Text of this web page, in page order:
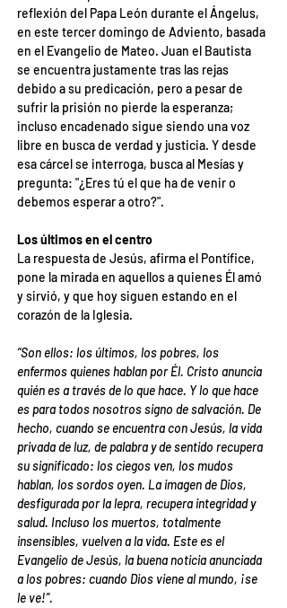
reflexión del Papa León durante el Ángelus,
en este tercer domingo de Adviento, basada
en el Evangelio de Mateo. Juan el Bautista
se encuentra justamente tras las rejas
debido a su predicación, pero a pesar de
sufrir la prisión no pierde la esperanza;
incluso encadenado sigue siendo una voz
libre en busca de verdad y justicia. Y desde
esa cárcel se interroga, busca al Mesías y
pregunta: "¿Eres tú el que ha de venir o
debemos esperar a otro?".
Los últimos en el centro
La respuesta de Jesús, afirma el Pontífice,
pone la mirada en aquellos a quienes Él amó
y sirvió, y que hoy siguen estando en el
corazón de la Iglesia.
“Son ellos: los últimos, los pobres, los
enfermos quienes hablan por Él. Cristo anuncia
quién es a través de lo que hace. Y lo que hace
es para todos nosotros signo de salvación. De
hecho, cuando se encuentra con Jesús, la vida
privada de luz, de palabra y de sentido recupera
su significado: los ciegos ven, los mudos
hablan, los sordos oyen. La imagen de Dios,
desfigurada por la lepra, recupera integridad y
salud. Incluso los muertos, totalmente
insensibles, vuelven a la vida. Este es el
Evangelio de Jesús, la buena noticia anunciada
a los pobres: cuando Dios viene al mundo, ¡se
le ve!”.